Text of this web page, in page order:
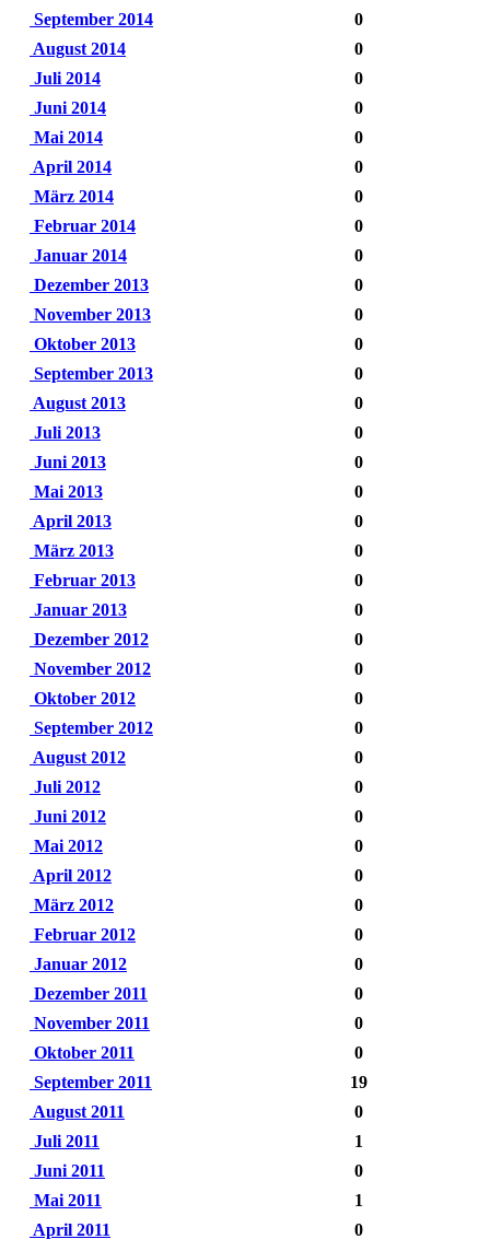
September 2014
0
August 2014
0
Juli 2014
0
Juni 2014
0
Mai 2014
0
April 2014
0
März 2014
0
Februar 2014
0
Januar 2014
0
Dezember 2013
0
November 2013
0
Oktober 2013
0
September 2013
0
August 2013
0
Juli 2013
0
Juni 2013
0
Mai 2013
0
April 2013
0
März 2013
0
Februar 2013
0
Januar 2013
0
Dezember 2012
0
November 2012
0
Oktober 2012
0
September 2012
0
August 2012
0
Juli 2012
0
Juni 2012
0
Mai 2012
0
April 2012
0
März 2012
0
Februar 2012
0
Januar 2012
0
Dezember 2011
0
November 2011
0
Oktober 2011
0
September 2011
19
August 2011
0
Juli 2011
1
Juni 2011
0
Mai 2011
1
April 2011
0